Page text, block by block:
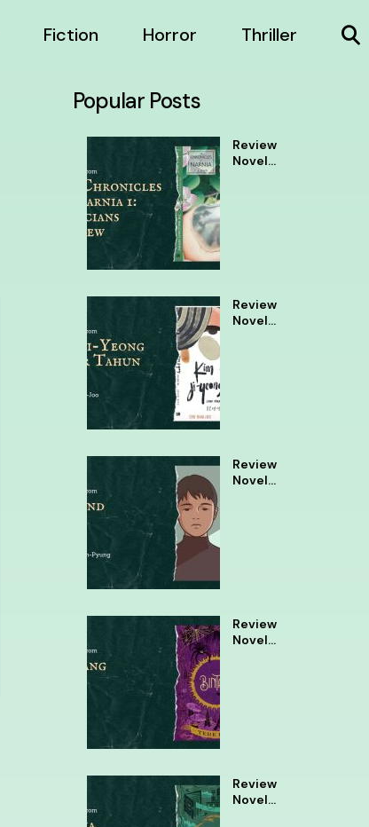
Fiction Horror Thriller
Popular Posts
Review
Novel
Review
Novel
Review
Novel
Review
Novel
Review
Novel